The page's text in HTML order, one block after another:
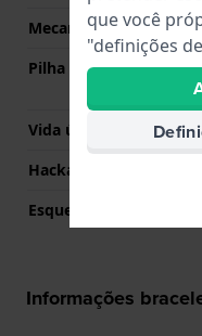
Mecanismo
Pilha
Vida útil da pilha
Hackable
Esqueletizado
Informações
que você
"definições